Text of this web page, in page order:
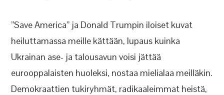
”Save America” ja Donald Trumpin iloiset kuvat
heiluttamassa meille kättään, lupaus kuinka
Ukrainan ase- ja talousavun voisi jättää
eurooppalaisten huoleksi, nostaa mielialaa meilläkin.
Demokraattien tukiryhmät, radikaaleimmat heistä,